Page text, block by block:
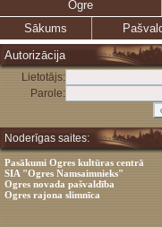
Ogre
Sākums
Autorizācija
Lietotājs:
Parole:
Noderīgas saites:
Pasākumi Ogres kultūras centrā
SIA "Ogres Namsaimnieks"
Ogres novada pašvaldība
Ogres rajona slimnīca